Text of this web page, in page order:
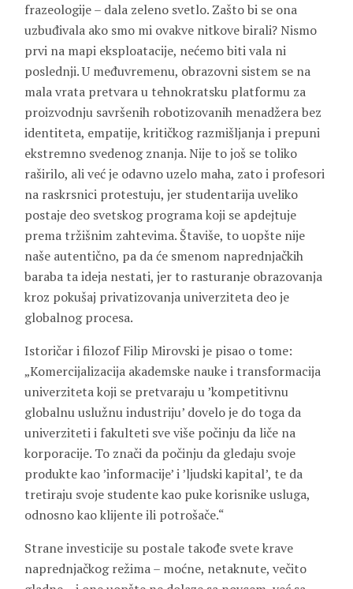
frazeologije – dala zeleno svetlo. Zašto bi se ona
uzbuđivala ako smo mi ovakve nitkove birali? Nismo
prvi na mapi eksploatacije, nećemo biti vala ni
poslednji. U međuvremenu, obrazovni sistem se na
mala vrata pretvara u tehnokratsku platformu za
proizvodnju savršenih robotizovanih menadžera bez
identiteta, empatije, kritičkog razmišljanja i prepuni
ekstremno svedenog znanja. Nije to još se toliko
raširilo, ali već je odavno uzelo maha, zato i profesori
na raskrsnici protestuju, jer studentarija uveliko
postaje deo svetskog programa koji se apdejtuje
prema tržišnim zahtevima. Štaviše, to uopšte nije
naše autentično, pa da će smenom naprednjačkih
baraba ta ideja nestati, jer to rasturanje obrazovanja
kroz pokušaj privatizovanja univerziteta deo je
globalnog procesa.
Istoričar i filozof Filip Mirovski je pisao o tome:
„Komercijalizacija akademske nauke i transformacija
univerziteta koji se pretvaraju u ’kompetitivnu
globalnu uslužnu industriju’ dovelo je do toga da
univerziteti i fakulteti sve više počinju da liče na
korporacije. To znači da počinju da gledaju svoje
produkte kao ’informacije’ i ’ljudski kapital’, te da
tretiraju svoje studente kao puke korisnike usluga,
odnosno kao klijente ili potrošače.“
Strane investicije su postale takođe svete krave
naprednjačkog režima – moćne, netaknute, večito